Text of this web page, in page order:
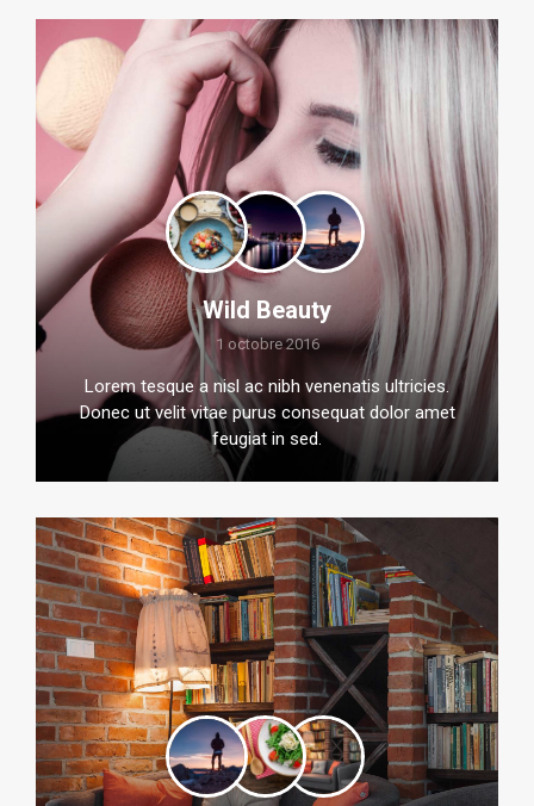
Wild Beauty
1 octobre 2016
Lorem tesque a nisl ac nibh venenatis ultricies.
Donec ut velit vitae purus consequat dolor amet
feugiat in sed.